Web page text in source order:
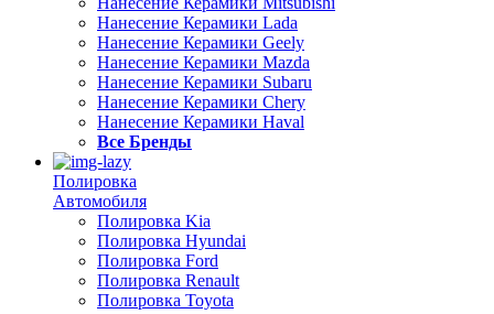
Нанесение Керамики Lada
Нанесение Керамики Geely
Нанесение Керамики Mazda
Нанесение Керамики Subaru
Нанесение Керамики Chery
Нанесение Керамики Haval
Все Бренды
Полировка
Автомобиля
Полировка Kia
Полировка Hyundai
Полировка Ford
Полировка Renault
Полировка Toyota